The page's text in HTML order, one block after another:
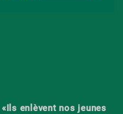
enlèvent nos jeunes